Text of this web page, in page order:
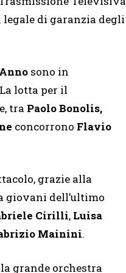
legale di garanzia degli
sono in
lotta per il
tra Paolo Bonolis,
concorrono Flavio
grazie alla
giovani dell’ultimo
Cirilli, Luisa
Mainini.
grande orchestra